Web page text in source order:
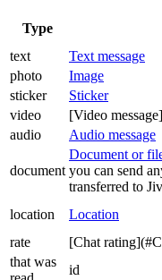
Type
text
Text message
photo
Image
sticker
Sticker
video
[Video
audio
Audio message
document
Document or
you can send
transferred to
location Location
rate
[Chat
that was
id